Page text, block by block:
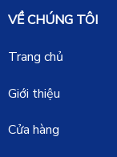
VỀ CHÚNG TÔI
Trang chủ
Giới thiệu
Cửa hàng